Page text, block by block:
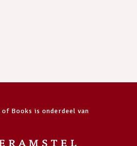
of Books is onderdeel van